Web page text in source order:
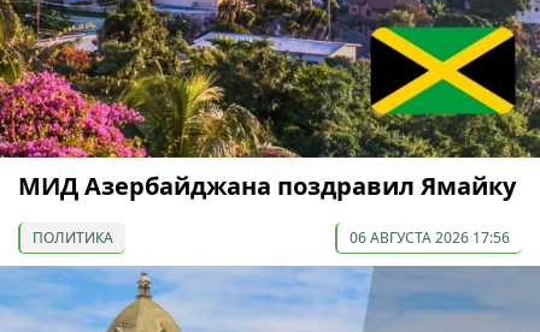
МИД Азербайджана поздравил Ямайку
ПОЛИТИКА 06 АВГУСТА 2026 17:56